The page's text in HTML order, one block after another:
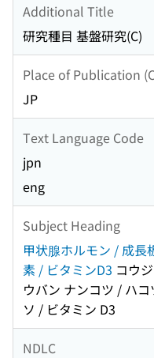
Additional Title
研究種目 基盤研究(C)
Place of Publication
JP
Text Language Code
jpn
eng
Subject Heading
甲状腺ホルモン / 成
素 / ビタミンD3 コウ
ウバン ナンコツ / ハ
ソ / ビタミン D3
NDLC